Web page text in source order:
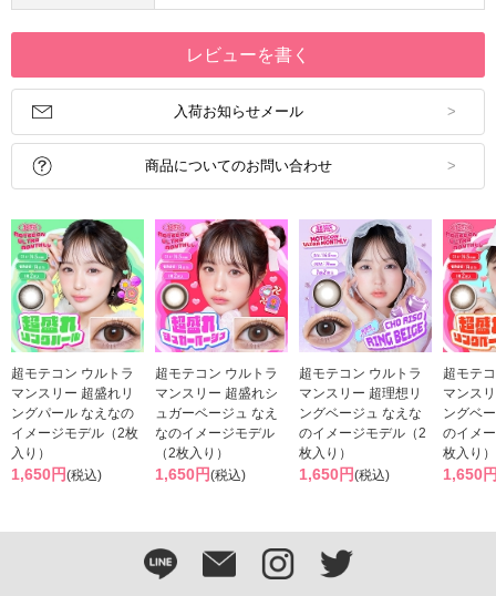
レビューを書く
入荷お知らせメール
商品についてのお問い合わせ
超モテコン ウルトラ
マンスリー 超盛れリ
ングパール なえなの
イメージモデル（2枚
入り）
1,650円(税込)
超モテコン ウルトラ
マンスリー 超盛れシ
ュガーベージュ なえ
なのイメージモデル
（2枚入り）
1,650円(税込)
超モテコン ウルトラ
マンスリー 超理想リ
ングベージュ なえな
のイメージモデル（2
枚入り）
1,650円(税込)
超モテ
マンス
ングベ
のイメ
枚入り）
1,650